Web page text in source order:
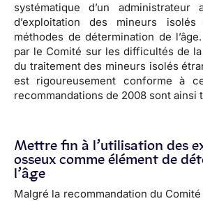
systématique d’un
d’exploitation des mineurs
méthodes de détermination de
par le Comité sur les difficultés de
du traitement des mineurs isolés
est rigoureusement conforme à
recommandations de 2008 sont ainsi
Mettre fin à l’utilisation des
osseux comme élément de
l’âge
Malgré la recommandation du